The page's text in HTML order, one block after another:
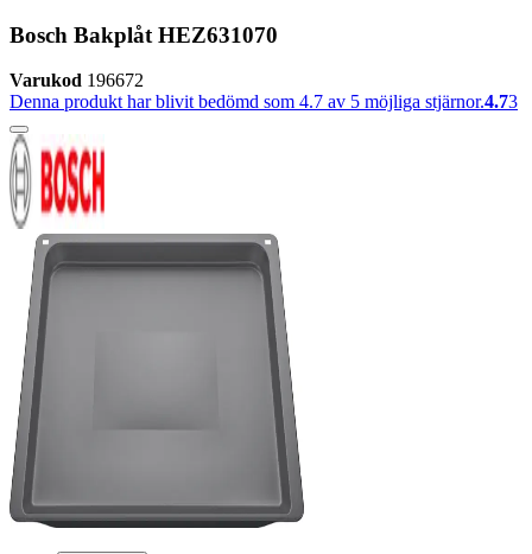
Bosch Bakplåt HEZ631070
Varukod 196672
Denna produkt har blivit bedömd som 4.7 av 5 möjliga stjärnor.4.73